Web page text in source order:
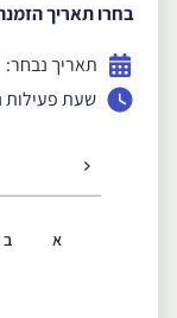
בחרו תאריך
תאריך נבחר:
שעת פעילות
א ב